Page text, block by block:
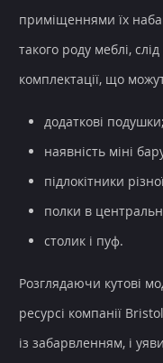
приміщеннями їх
такого роду меблі,
комплектації, що
додаткові подушки;
наявність міні
підлокітники
полки в
столик і пуф.
Розглядаючи кутові
ресурсі компанії
із забарвленням, і